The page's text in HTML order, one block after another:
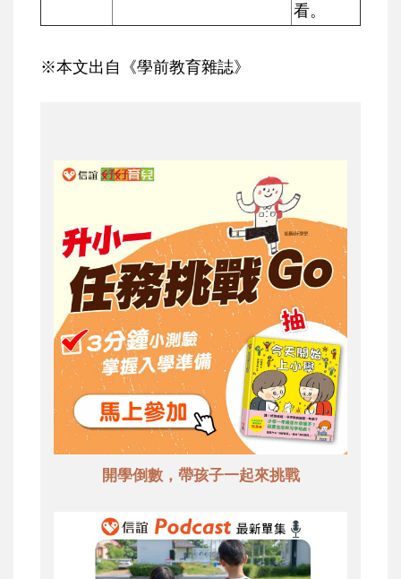
看。
※本文出自《學前教育雜誌》
開學倒數，帶孩子一起來挑戰